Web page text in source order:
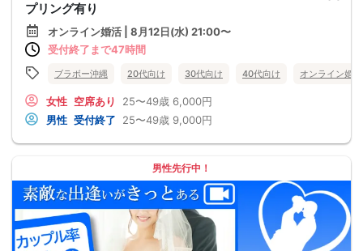
プリング有り
オンライン婚活 | 8月12日(水) 21:00〜
受付終了まで47時間
ブラボー沖縄 20代向け 30代向け 40代向け オンライン婚活
女性 空席あり 25〜49歳 6,000円
男性 受付終了 25〜49歳 9,000円
男性先行中！